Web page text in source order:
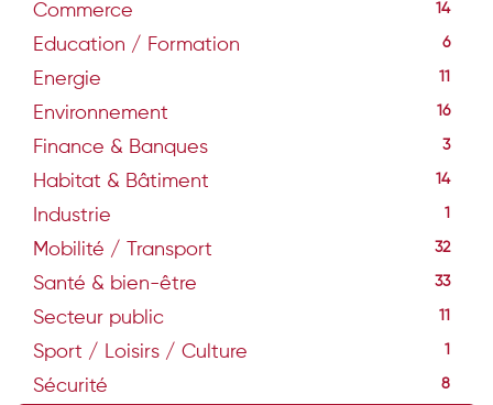
Commerce 14
Education / Formation 6
Energie 11
Environnement 16
Finance & Banques 3
Habitat & Bâtiment 14
Industrie 1
Mobilité / Transport 32
Santé & bien-être 33
Secteur public 11
Sport / Loisirs / Culture 1
Sécurité 8